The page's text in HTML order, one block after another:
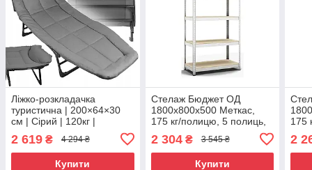
Ліжко-розкладачка
туристична | 200×64×30
см | Сірий | 120кг |
PREMIUM
2 619 ₴ 4 294 ₴
Купити
Стелаж Бюджет ОД
1800х800х500 Меткас,
175 кг/полицю, 5 полиць,
металевий
2 304₴ 3 545 ₴
Купити
175
2